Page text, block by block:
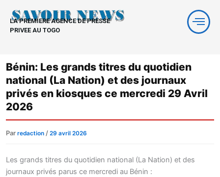
contenu
LA PREMIERE AGENCE DE PRESSE
PRIVEE AU TOGO
Bénin: Les grands titres du quotidien
national (La Nation) et des journaux
privés en kiosques ce mercredi 29 Avril
2026
Par redaction / 29 avril 2026
Les grands titres du quotidien national (La Nation) et des
journaux privés parus ce mercredi au Bénin :